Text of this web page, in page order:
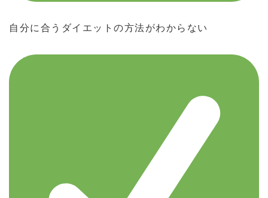
自分に合うダイエットの方法がわからない